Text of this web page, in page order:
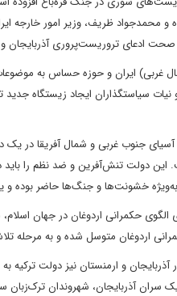
و محمدجواد ظریف، وزیر امور
صحت ادعای تروریست‌پروری آذربایجان
غربی) ایران و حوزه حساس به
نیات سیاستگذاران ایجاد زیستگاه
آسیای جنوب غربی و شمال آفریقا
دولت تنش‌آفرین و ضد نظم را باید
خشونت‌ها و جنگ‌ها حاضر بوده
حکمرانی اردوغان در جهان
اردوغان متوسل شده و به مرحله
و ارمنستان نیز دولت ترکیه
سران آذربایجان، شهروندان